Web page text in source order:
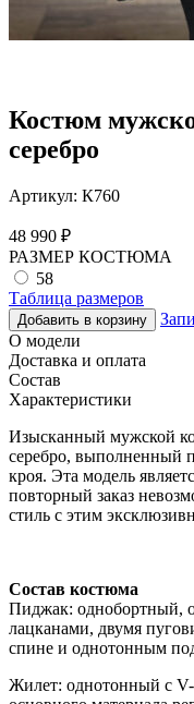
Костюм
серебро
Артикул: К760
48 990 ₽
РАЗМЕР КОСТЮМА
58
Таблица размеров
Добавить в корзину
О модели
Доставка и оплата
Состав
Характеристики
Изысканный мужской
серебро, выполненный
кроя. Эта модель
повторный заказ
стиль с этим
Состав костюма
Пиджак: однобортный,
лацканами, двумя
спине и однотонным
Жилет: однотонный с